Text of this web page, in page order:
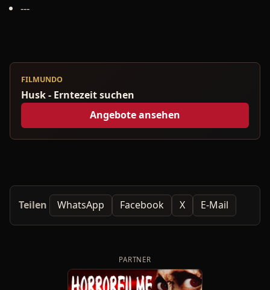
---
FILMUNDO
Husk - Erntezeit suchen
Angebote ansehen
Teilen WhatsApp Facebook X E-Mail
PARTNER